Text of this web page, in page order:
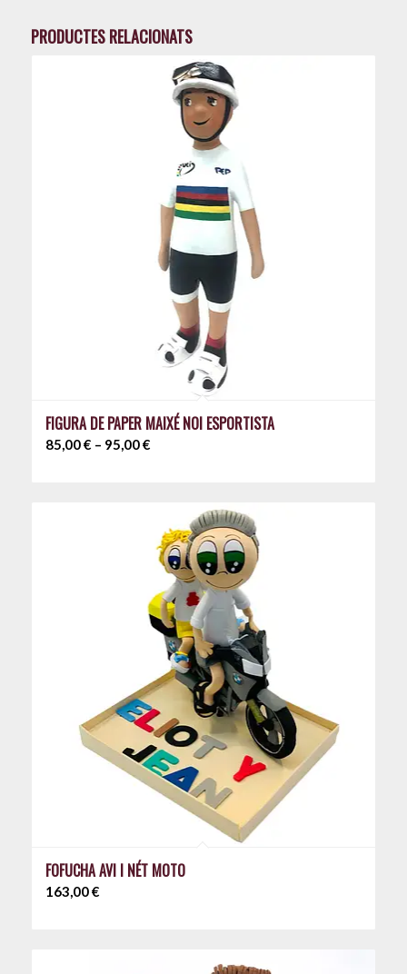
PRODUCTES RELACIONATS
FIGURA DE PAPER MAIXÉ NOI ESPORTISTA
85,00€ – 95,00€Interval
95,00 €
FOFUCHA AVI I NÉT MOTO
163,00€